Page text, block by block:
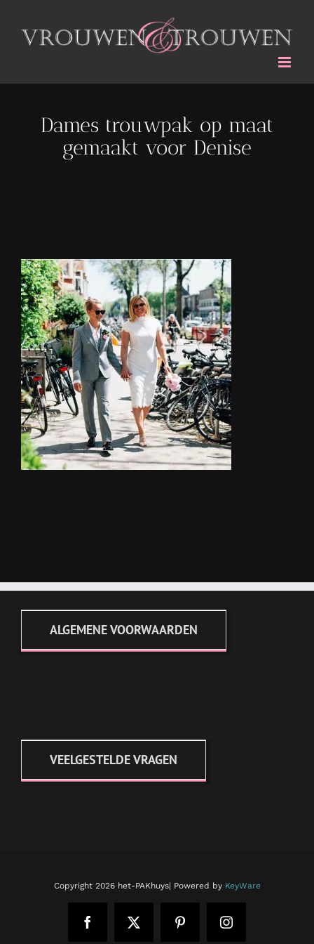
naar
inhoud
Dames trouwpak op maat
gemaakt voor Denise
ALGEMENE VOORWAARDEN
VEELGESTELDE VRAGEN
Copyright 2026 het-PAKhuys| Powered by KeyWare
FacebookX PinterestInstagram